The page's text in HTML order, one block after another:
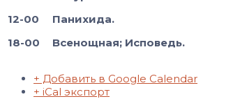
12-00
18-00
Панихида.
Всенощная; Исповедь.
+ Добавить в Google Calendar
+ iCal экспорт